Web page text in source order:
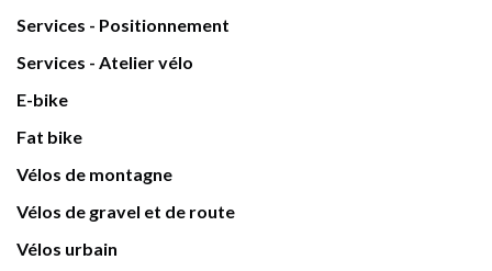
Services - Positionnement
Services - Atelier vélo
E-bike
Fat bike
Vélos de montagne
Vélos de gravel et de route
Vélos urbain